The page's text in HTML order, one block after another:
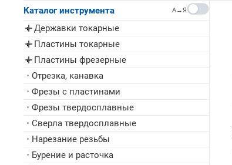
Каталог инструмента A→Я
▸ Державки токарные
▸ Пластины токарные
▸ Пластины фрезерные
• Отрезка, канавка
• Фрезы с пластинами
• Фрезы твердосплавные
• Сверла твердосплавные
• Нарезание резьбы
• Бурение и расточка